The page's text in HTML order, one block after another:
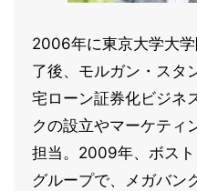
2006年に東京大学大
了後、モルガン・スタ
宅ローン証券化ビジネ
クの設立やマーケティ
担当。2009年、ボスト
グループで、メガバン